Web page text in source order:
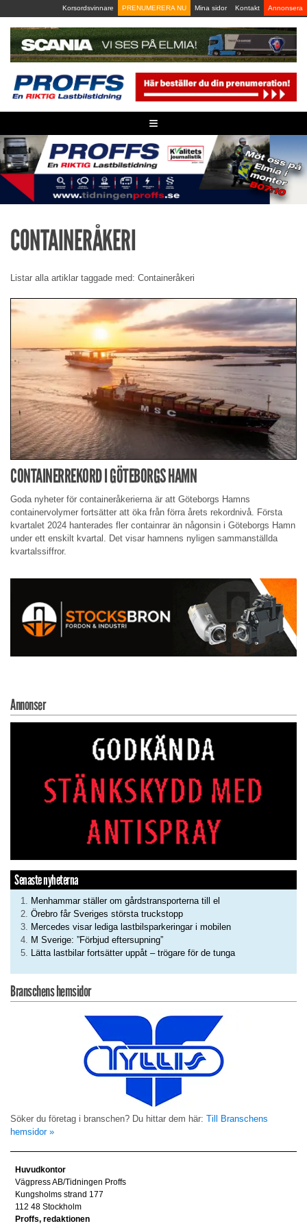
to
content
Korsordsvinnare PRENUMERERA NU Mina sidor Kontakt Annonsera
≡
CONTAINERÅKERI
Listar alla artiklar taggade med: Containeråkeri
CONTAINERREKORD I GÖTEBORGS HAMN
Goda nyheter för containeråkerierna är att Göteborgs Hamns
containervolymer fortsätter att öka från förra årets rekordnivå. Första
kvartalet 2024 hanterades fler containrar än någonsin i Göteborgs Hamn
under ett enskilt kvartal. Det visar hamnens nyligen sammanställda
kvartalssiffror.
Annonser
Senaste nyheterna
Menhammar ställer om gårdstransporterna till el
Örebro får Sveriges största truckstopp
Mercedes visar lediga lastbilsparkeringar i mobilen
M Sverige: ”Förbjud eftersupning”
Lätta lastbilar fortsätter uppåt – trögare för de tunga
Branschens hemsidor
Söker du företag i branschen? Du hittar dem här: Till Branschens
hemsidor »
Huvudkontor
Vägpress AB/Tidningen Proffs
Kungsholms strand 177
112 48 Stockholm
Proffs, redaktionen